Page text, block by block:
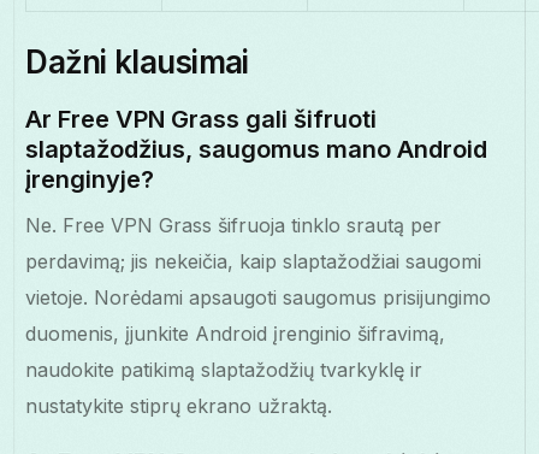
Dažni klausimai
Ar Free VPN Grass gali šifruoti
slaptažodžius, saugomus mano Android
įrenginyje?
Ne. Free VPN Grass šifruoja tinklo srautą per
perdavimą; jis nekeičia, kaip slaptažodžiai saugomi
vietoje. Norėdami apsaugoti saugomus prisijungimo
duomenis, įjunkite Android įrenginio šifravimą,
naudokite patikimą slaptažodžių tvarkyklę ir
nustatykite stiprų ekrano užraktą.